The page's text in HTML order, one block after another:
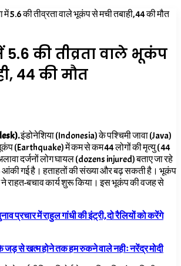
में 5.6 की तीव्रता वाले भूकंप से मची तबाही, 44 की मौत
5.6 की तीव्रता वाले भूकंप
44 की मौत
इंडोनेशिया (Indonesia) के पश्चिमी जावा (Java)
(Earthquake) में कम से कम 44 लोगों की मृत्यु ( 44
दर्जनों लोग घायल (dozens injured) बताए जा रहे
आंकी गई है। हताहतों की संख्या और बढ़ सकती है। भूकंप
राहत-बचाव कार्य शुरू किया। इस भूकंप की वजह से
प्रचार में राहुल गांधी की इंट्री, दो रैलियों को करेंगे
से खत्म होने तक हम रुकने वाले नहीः नरेंद्र मोदी